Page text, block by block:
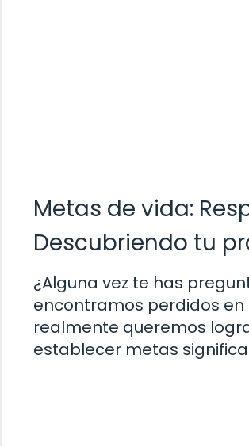
Metas de vida:
Descubriendo tu
¿Alguna vez te has
encontramos perdidos
realmente queremos
establecer metas